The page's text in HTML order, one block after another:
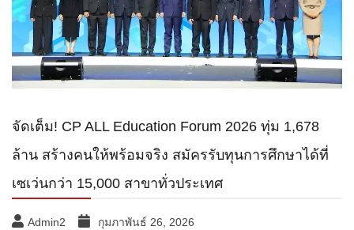
จัดเต็ม! CP ALL Education Forum 2026 ทุ่ม 1,678
ล้าน สร้างคนให้พร้อมจริง สมัครรับทุนการศึกษาได้ที่
เซเว่นกว่า 15,000 สาขาทั่วประเทศ
Admin2 กุมภาพันธ์ 26, 2026